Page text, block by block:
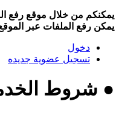
يمكنكم من خلال موقع رفع
يمكن رفع الملفات عبر
دخول
تسجيل عضوية جديده
● شروط